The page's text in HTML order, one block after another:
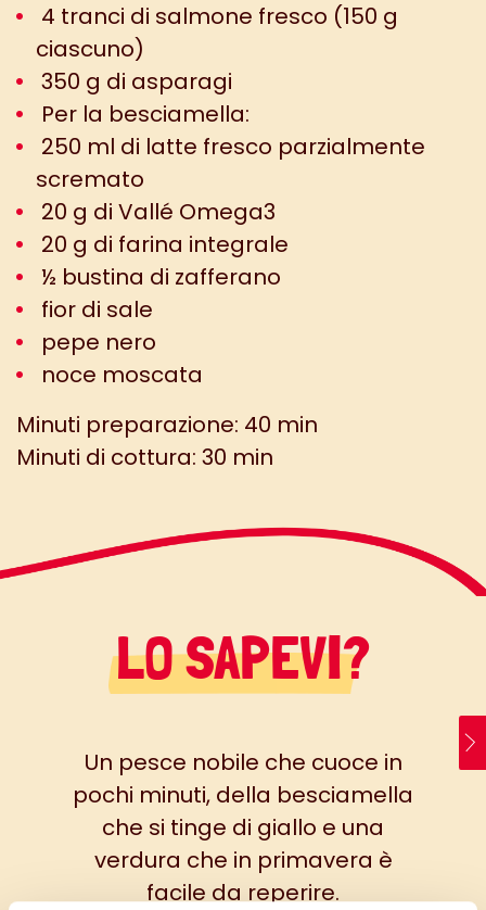
4 tranci di salmone fresco (150 g
ciascuno)
350 g di asparagi
Per la besciamella:
250 ml di latte fresco parzialmente
scremato
20 g di Vallé Omega3
20 g di farina integrale
½ bustina di zafferano
fior di sale
pepe nero
noce moscata
Minuti preparazione: 40 min
Minuti di cottura: 30 min
LO SAPEVI?
Un pesce nobile che cuoce in
pochi minuti, della besciamella
che si tinge di giallo e una
verdura che in primavera è
facile da reperire.